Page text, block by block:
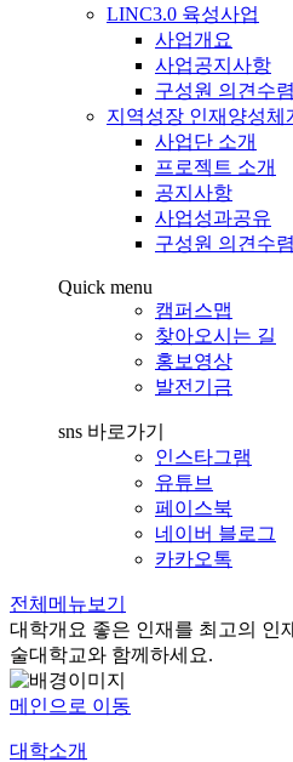
LINC3.0 육성사업
사업개요
사업공지사항
구성원 의견수렴
지역성장 인재양성
사업단 소개
프로젝트 소개
공지사항
사업성과공유
구성원 의견수렴
Quick menu
캠퍼스맵
찾아오시는 길
홍보영상
발전기금
sns 바로가기
인스타그램
유튜브
페이스북
네이버 블로그
카카오톡
전체메뉴보기
대학개요 좋은 인재를 최고의 인
술대학교와 함께하세요.
메인으로 이동
대학소개